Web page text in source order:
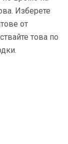
Изберете
от
това по